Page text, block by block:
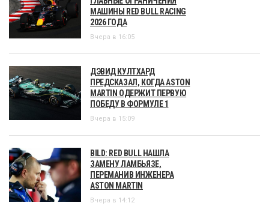
МАШИНЫ RED BULL RACING
2026 ГОДА
Вчера в 16:05
ДЭВИД КУЛТХАРД
ПРЕДСКАЗАЛ, КОГДА ASTON
MARTIN ОДЕРЖИТ ПЕРВУЮ
ПОБЕДУ В ФОРМУЛЕ 1
Вчера в 15:09
BILD: RED BULL НАШЛА
ЗАМЕНУ ЛАМБЬЯЗЕ,
ПЕРЕМАНИВ ИНЖЕНЕРА
ASTON MARTIN
Вчера в 14:12